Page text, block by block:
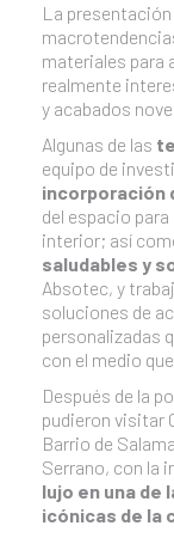
La
materiales para
realmente
y acabados
Algunas de las
equipo de
incorporación
del espacio
interior; así
saludables y
Absotec, y
soluciones de
personalizadas
con el medio
Después de la
pudieron visitar
Barrio de
Serrano, con la
lujo en una de
icónicas de la